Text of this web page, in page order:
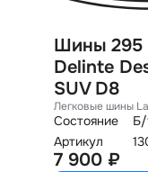
Шины 295
Delinte
SUV D8
Легковые шины
Состояние
Артикул
7 900 ₽